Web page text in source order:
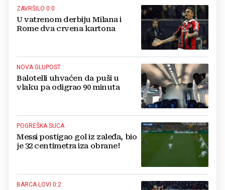
ZAVRŠILO 0:0
U vatrenom derbiju Milana i
Rome dva crvena kartona
NOVA GLUPOST
Balotelli uhvaćen da puši u
vlaku pa odigrao 90 minuta
POGREŠKA SUCA
Messi postigao gol iz zaleđa, bio
je 32 centimetra iza obrane!
BARCA LOVI 0:2